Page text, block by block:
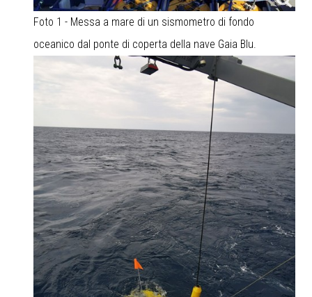
Foto 1 - Messa a mare di un sismometro di fondo
oceanico dal ponte di coperta della nave Gaia Blu.